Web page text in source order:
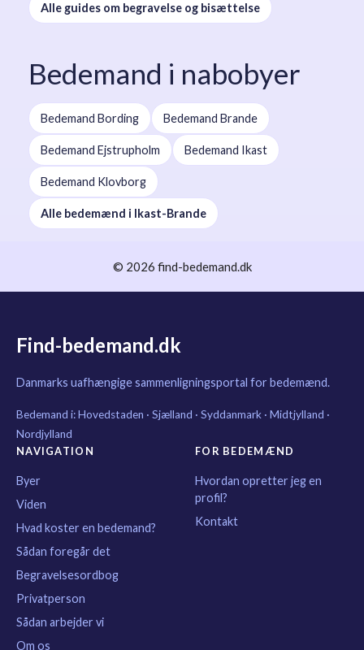
Alle guides om begravelse og bisættelse
Bedemand i nabobyer
Bedemand Bording Bedemand Brande
Bedemand Ejstrupholm Bedemand Ikast
Bedemand Klovborg
Alle bedemænd i Ikast-Brande
© 2026 find-bedemand.dk
Find-bedemand.dk
Danmarks uafhængige sammenligningsportal for bedemænd.
Bedemand i:Hovedstaden · Sjælland · Syddanmark · Midtjylland ·
Nordjylland
NAVIGATION
Byer
Viden
Hvad koster en bedemand?
Sådan foregår det
Begravelsesordbog
Privatperson
Sådan arbejder vi
Om os
FOR BEDEMÆND
Hvordan opretter jeg en
profil?
Kontakt